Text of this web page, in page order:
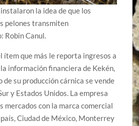
la idea de que los
pelones transmiten
Robin Canul.
ítem que más le reporta ingresos a
información financiera de Kekén,
de su producción cárnica se vende
y Estados Unidos. La empresa
mercados con la marca comercial
Ciudad de México, Monterrey